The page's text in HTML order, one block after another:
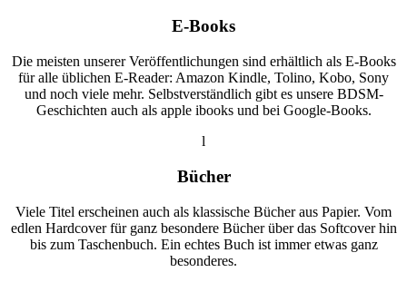
E-Books
Die meisten unserer Veröffentlichungen sind erhältlich als E-Books
für alle üblichen E-Reader: Amazon Kindle, Tolino, Kobo, Sony
und noch viele mehr. Selbstverständlich gibt es unsere BDSM-
Geschichten auch als apple ibooks und bei Google-Books.
l
Bücher
Viele Titel erscheinen auch als klassische Bücher aus Papier. Vom
edlen Hardcover für ganz besondere Bücher über das Softcover hin
bis zum Taschenbuch. Ein echtes Buch ist immer etwas ganz
besonderes.